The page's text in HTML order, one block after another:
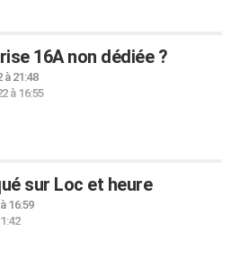
16A non dédiée ?
à 21:48
à 16:55
sur Loc et heure
16:59